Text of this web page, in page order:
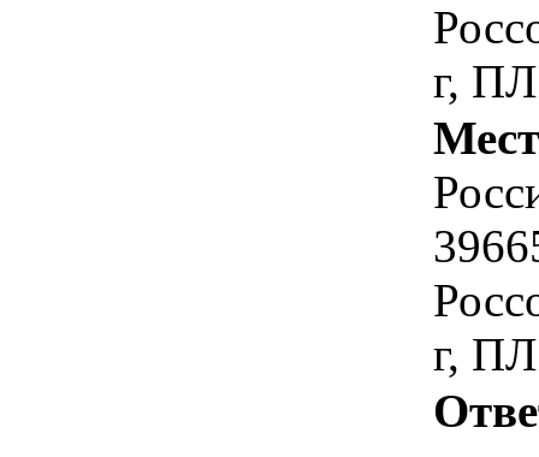
г,
г,